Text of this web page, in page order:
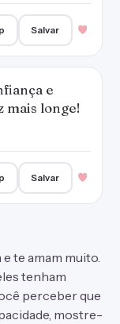
Salvar
e
mais longe!
Salvar
te amam muito.
tenham
perceber que
mostre-